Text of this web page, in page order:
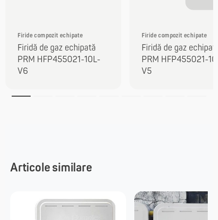
Firide compozit echipate
Firidă de gaz echipată
PRM HFP455021-10L-
V6
Firide compozit echipate
Firidă de gaz
PRM HFP455021-
V5
Articole similare